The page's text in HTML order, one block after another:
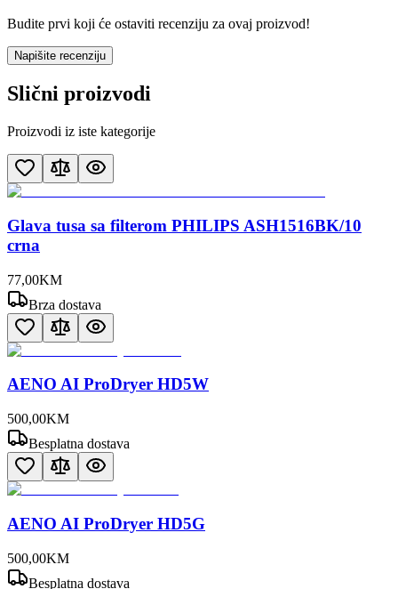
Budite prvi koji će ostaviti recenziju za ovaj proizvod!
Napišite recenziju
Slični proizvodi
Proizvodi iz iste kategorije
Glava tusa sa filterom PHILIPS ASH1516BK/10
crna
77,00KM
Brza dostava
AENO AI ProDryer HD5W
500,00KM
Besplatna dostava
AENO AI ProDryer HD5G
500,00KM
Besplatna dostava